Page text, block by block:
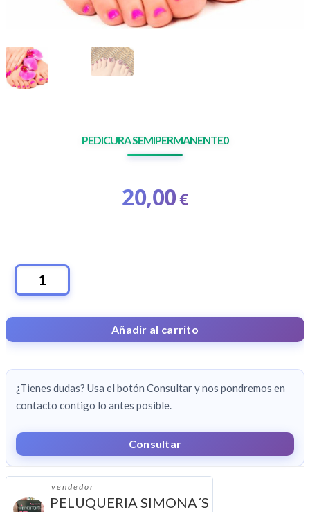
PEDICURA SEMIPERMANENTE0
20,00€
PEDICURA
CANTIDAD
Añadir al carrito
¿Tienes dudas? Usa el botón Consultar y nos pondremos en
contacto contigo lo antes posible.
Consultar
vendedor
PELUQUERIA SIMONA´S